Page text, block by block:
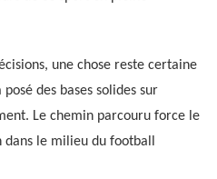
une chose reste certaine
des bases solides sur
Le chemin parcouru force le
le milieu du football